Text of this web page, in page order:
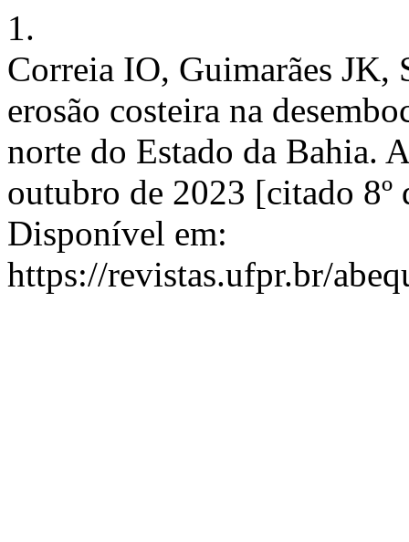
1.
Correia IO, Guimarães JK,
erosão costeira na
norte do Estado da Bahia.
outubro de 2023 [citado
Disponível em:
https://revistas.ufpr.br/